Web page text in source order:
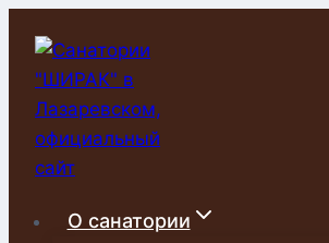
содержимому
О санатории